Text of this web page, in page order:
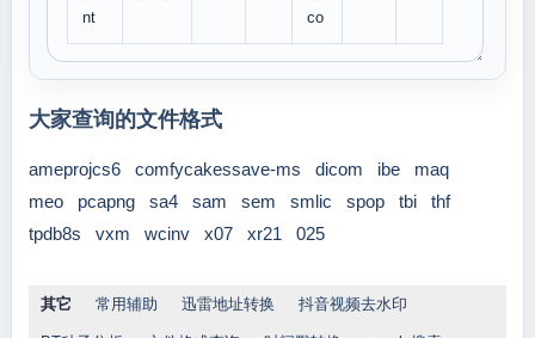
nt
co
大家查询的文件格式
ameprojcs6 comfycakessave-ms dicom ibe
maq
meo
pcapng sa4 sam sem smlic spop tbi
thf
tpdb8s
vxm wcinv x07 xr21 025
其它 常用辅助 迅雷地址转换 抖音视频去水印